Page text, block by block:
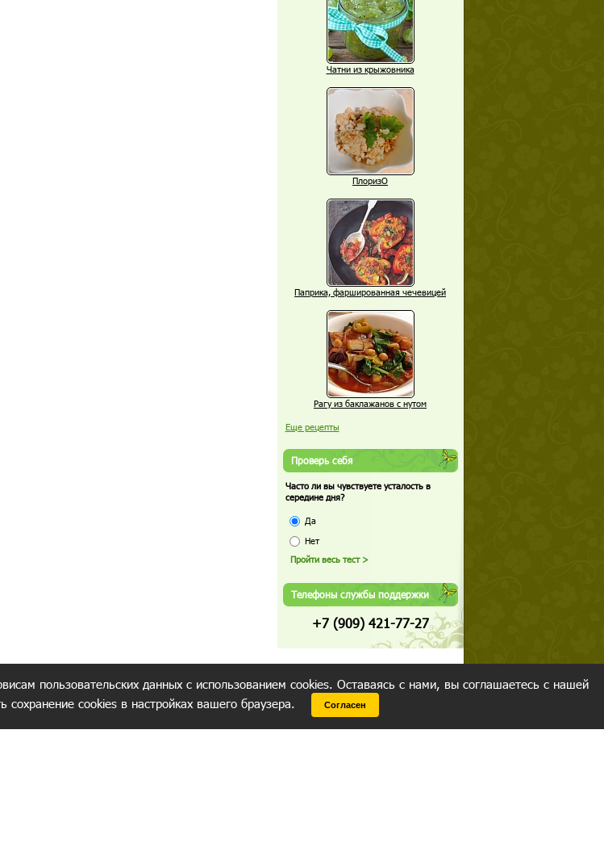
Чатни из крыжовника
ПлоризО
Паприка, фаршированная чечевицей
Рагу из баклажанов с нутом
Еще рецепты
Проверь себя
Часто ли вы чувствуете усталость в
середине дня?
Да
Нет
Телефоны службы поддержки
+7 (909) 421-77-27
пользовательских данных с использованием cookies. Оставаясь с нами, вы соглашаетесь с нашей
сохранение cookies в настройках вашего браузера. Согласен